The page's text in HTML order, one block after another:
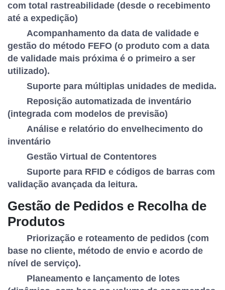
com total rastreabilidade (desde o recebimento
até a expedição)
Acompanhamento da data de validade e
gestão do método FEFO (o produto com a data
de validade mais próxima é o primeiro a ser
utilizado).
Suporte para múltiplas unidades de medida.
Reposição automatizada de inventário
(integrada com modelos de previsão)
Análise e relatório do envelhecimento do
inventário
Gestão Virtual de Contentores
Suporte para RFID e códigos de barras com
validação avançada da leitura.
Gestão de Pedidos e Recolha de
Produtos
Priorização e roteamento de pedidos (com
base no cliente, método de envio e acordo de
nível de serviço).
Planeamento e lançamento de lotes